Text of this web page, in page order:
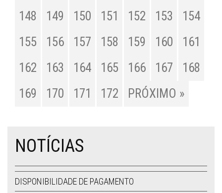
148
149 150 151 152 153
154
155
156 157 158 159 160
161
162
163 164 165 166 167
168
169
170 171 172 PRÓXIMO »
NOTÍCIAS
DISPONIBILIDADE DE PAGAMENTO